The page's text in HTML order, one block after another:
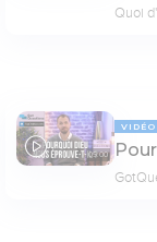
Quoi
05:00
VIDÉO